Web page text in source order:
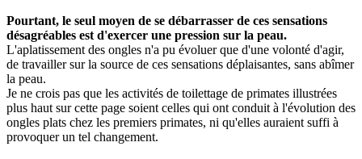
Pourtant, le seul moyen de se débarrasser de ces sensations
désagréables est d'exercer une pression sur la peau.
L'aplatissement des ongles n'a pu évoluer que d'une volonté d'agir,
de travailler sur la source de ces sensations déplaisantes, sans abîmer
la peau.
Je ne crois pas que les activités de toilettage de primates illustrées
plus haut sur cette page soient celles qui ont conduit à l'évolution des
ongles plats chez les premiers primates, ni qu'elles auraient suffi à
provoquer un tel changement.